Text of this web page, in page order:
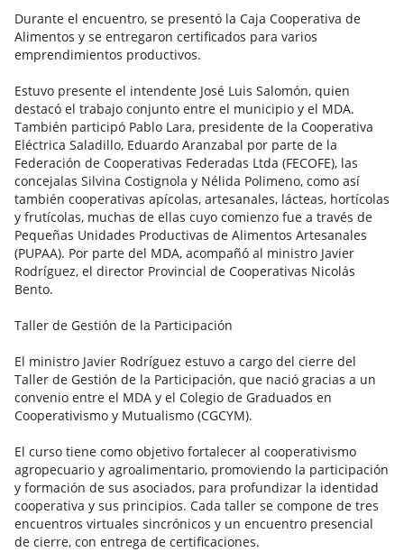
Durante el encuentro, se presentó la Caja Cooperativa de
Alimentos y se entregaron certificados para varios
emprendimientos productivos.
Estuvo presente el intendente José Luis Salomón, quien
destacó el trabajo conjunto entre el municipio y el MDA.
También participó Pablo Lara, presidente de la Cooperativa
Eléctrica Saladillo, Eduardo Aranzabal por parte de la
Federación de Cooperativas Federadas Ltda (FECOFE), las
concejalas Silvina Costignola y Nélida Polimeno, como así
también cooperativas apícolas, artesanales, lácteas, hortícolas
y frutícolas, muchas de ellas cuyo comienzo fue a través de
Pequeñas Unidades Productivas de Alimentos Artesanales
(PUPAA). Por parte del MDA, acompañó al ministro Javier
Rodríguez, el director Provincial de Cooperativas Nicolás
Bento.
Taller de Gestión de la Participación
El ministro Javier Rodríguez estuvo a cargo del cierre del
Taller de Gestión de la Participación, que nació gracias a un
convenio entre el MDA y el Colegio de Graduados en
Cooperativismo y Mutualismo (CGCYM).
El curso tiene como objetivo fortalecer al cooperativismo
agropecuario y agroalimentario, promoviendo la participación
y formación de sus asociados, para profundizar la identidad
cooperativa y sus principios. Cada taller se compone de tres
encuentros virtuales sincrónicos y un encuentro presencial
de cierre, con entrega de certificaciones.